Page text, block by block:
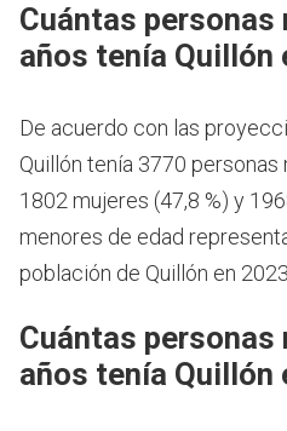
Cuántas personas
años tenía Quillón
De acuerdo con las
Quillón tenía 3770 personas
1802 mujeres (47,8 %) y
menores de edad
población de Quillón en
Cuántas personas
años tenía Quillón